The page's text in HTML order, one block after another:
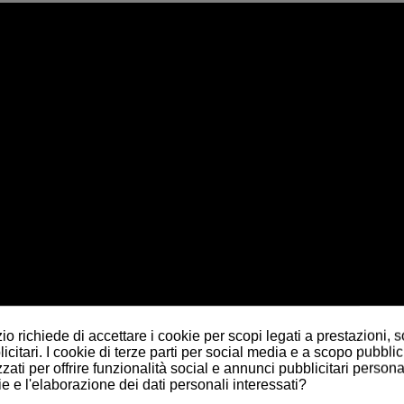
richiede di accettare i cookie per scopi legati a prestazioni,
I cookie di terze parti per social media e a scopo
per offrire funzionalità social e annunci pubblicitari
e l'elaborazione dei dati personali interessati?